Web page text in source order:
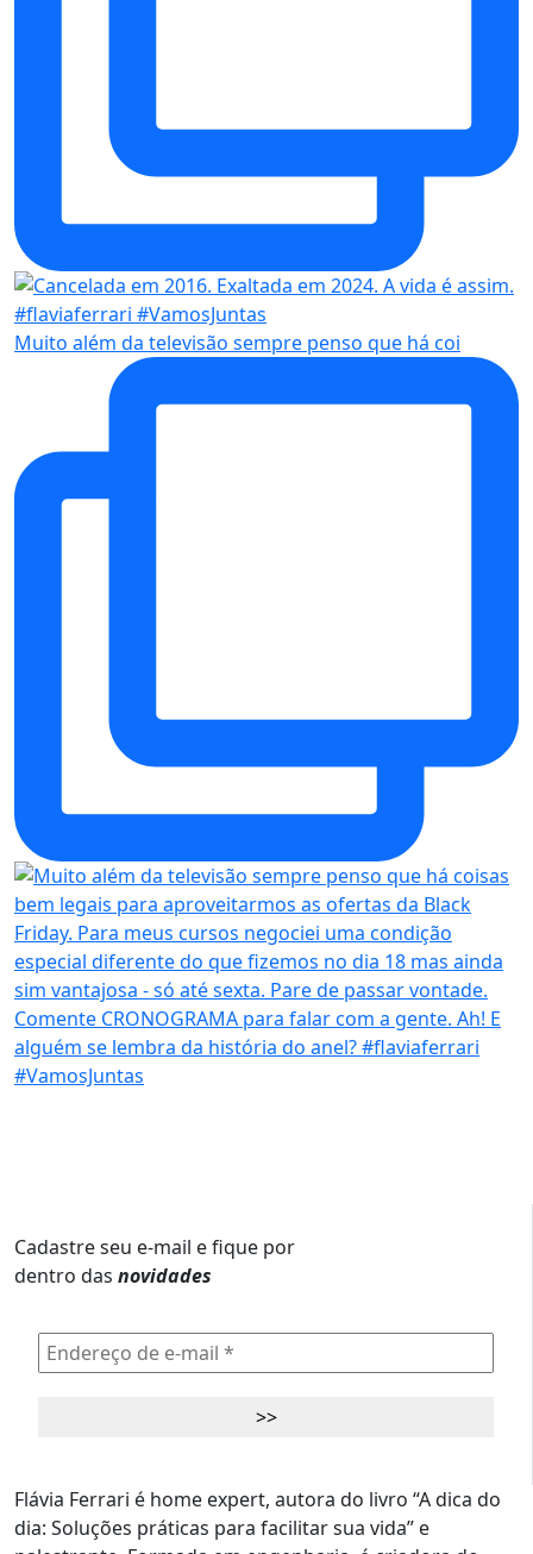
Muito além da televisão sempre penso que há coi
Cadastre seu e-mail e fique por
dentro das novidades
Flávia Ferrari é home expert, autora do livro “A dica do
dia: Soluções práticas para facilitar sua vida” e